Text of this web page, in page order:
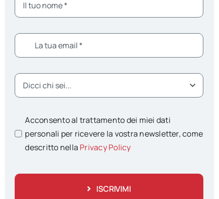
Acconsento al trattamento dei miei dati
personali per ricevere la vostra newsletter, come
descritto nella Privacy Policy
ISCRIVIMI